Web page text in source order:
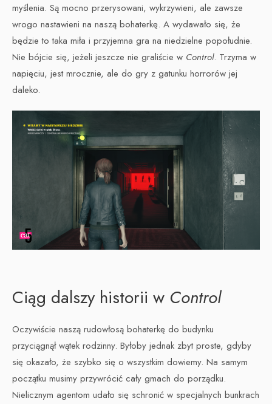
myślenia. Są mocno przerysowani, wykrzywieni, ale zawsze
wrogo nastawieni na naszą bohaterkę. A wydawało się, że
będzie to taka miła i przyjemna gra na niedzielne popołudnie.
Nie bójcie się, jeżeli jeszcze nie graliście w Control. Trzyma w
napięciu, jest mrocznie, ale do gry z gatunku horrorów jej
daleko.
Ciąg dalszy historii w Control
Oczywiście naszą rudowłosą bohaterkę do budynku
przyciągnął wątek rodzinny. Byłoby jednak zbyt proste, gdyby
się okazało, że szybko się o wszystkim dowiemy. Na samym
początku musimy przywrócić cały gmach do porządku.
Nielicznym agentom udało się schronić w specjalnych bunkrach